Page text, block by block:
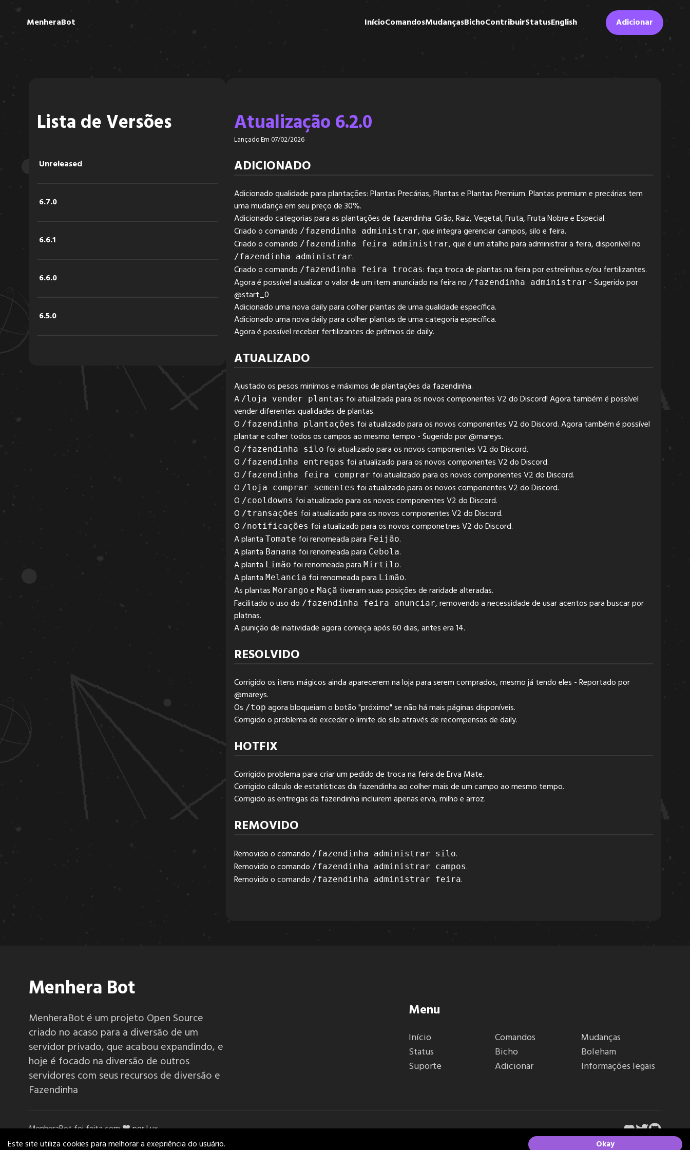
MenheraBot InícioComandosMudançasBichoContribuirStatusEnglish Adicionar
Este site utiliza cookies para melhorar a exepriência do usuário. Okay
Lista de Versões
Unreleased
6.7.0
6.6.1
6.6.0
6.5.0
6.1.1
6.1.0
Atualização 6.2.0
Lançado Em 07/02/2026
ADICIONADO
Adicionado qualidade para plantações: Plantas Precárias, Plantas e Plantas Premium. Plantas premium e precárias tem
uma mudança em seu preço de 30%.
Adicionado categorias para as plantações de fazendinha: Grão, Raiz, Vegetal, Fruta, Fruta Nobre e Especial.
Criado o comando /fazendinha administrar, que integra gerenciar campos, silo e feira.
Criado o comando /fazendinha feira administrar, que é um atalho para administrar a feira, disponível no
/fazendinha administrar.
Criado o comando /fazendinha feira trocas: faça troca de plantas na feira por estrelinhas e/ou fertilizantes.
Agora é possível atualizar o valor de um item anunciado na feira no /fazendinha administrar - Sugerido por
@start_0
Adicionado uma nova daily para colher plantas de uma qualidade específica.
Adicionado uma nova daily para colher plantas de uma categoria específica.
Agora é possível receber fertilizantes de prêmios de daily.
ATUALIZADO
Ajustado os pesos minimos e máximos de plantações da fazendinha.
A /loja vender plantas foi atualizada para os novos componentes V2 do Discord! Agora também é possível
vender diferentes qualidades de plantas.
O /fazendinha plantações foi atualizado para os novos componentes V2 do Discord. Agora também é possível
plantar e colher todos os campos ao mesmo tempo - Sugerido por @mareys.
O /fazendinha silo foi atualizado para os novos componentes V2 do Discord.
O /fazendinha entregas foi atualizado para os novos componentes V2 do Discord.
O /fazendinha feira comprar foi atualizado para os novos componentes V2 do Discord.
O /loja comprar sementes foi atualizado para os novos componentes V2 do Discord.
O /cooldowns foi atualizado para os novos componentes V2 do Discord.
O /transações foi atualizado para os novos componentes V2 do Discord.
O /notificações foi atualizado para os novos componetnes V2 do Discord.
A planta Tomate foi renomeada para Feijão.
A planta Banana foi renomeada para Cebola.
A planta Limão foi renomeada para Mirtilo.
A planta Melancia foi renomeada para Limão.
As plantas Morango e Maçã tiveram suas posições de raridade alteradas.
Facilitado o uso do /fazendinha feira anunciar, removendo a necessidade de usar acentos para buscar por
platnas.
A punição de inatividade agora começa após 60 dias, antes era 14.
RESOLVIDO
Corrigido os itens mágicos ainda aparecerem na loja para serem comprados, mesmo já tendo eles - Reportado por
@mareys.
Os /top agora bloqueiam o botão "próximo" se não há mais páginas disponíveis.
Corrigido o problema de exceder o limite do silo através de recompensas de daily.
HOTFIX
Corrigido problema para criar um pedido de troca na feira de Erva Mate.
Corrigido cálculo de estatísticas da fazendinha ao colher mais de um campo ao mesmo tempo.
Corrigido as entregas da fazendinha incluirem apenas erva, milho e arroz.
REMOVIDO
Removido o comando /fazendinha administrar silo.
Removido o comando /fazendinha administrar campos.
Removido o comando /fazendinha administrar feira.
Menhera Bot
MenheraBot é um projeto Open Source
criado no acaso para a diversão de um
servidor privado, que acabou expandindo, e
hoje é focado na diversão de outros
servidores com seus recursos de diversão e
Fazendinha
Menu
Início Comandos
Mudanças
Status
Bicho
Boleham
Suporte
Adicionar Informações legais
MenheraBot foi feita com ❤️ por Lux.